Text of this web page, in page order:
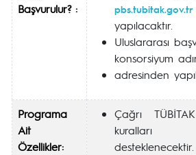
Başvurulur? :
pbs.tubitak.gov.tr
yapılacaktır.
Uluslararası
konsorsiyum
adresinden
Programa
Ait
Özellikler:
Çağrı
kuralları